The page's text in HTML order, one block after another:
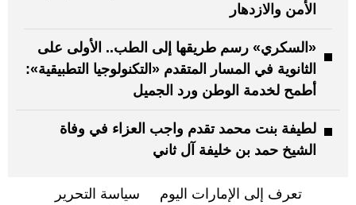
الأمن والازدهار
«السكري» رسم طريقها إلى الطب.. الأولى على
الثانوية في المسار المتقدم «التكنولوجيا التطبيقية»:
أطمح لخدمة الوطن ورد الجميل
لطيفة بنت محمد تقدم واجب العزاء في وفاة
الشيخ حمد بن خليفة آل ثاني
تعرف إلى الإمارات اليوم سياسة التحرير